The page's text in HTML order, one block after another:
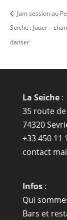
Jam session au
Seiche : Jouer –
danser
La Seiche:
35 route
74320
+33 450 11
contact
Infos:
Qui
Bars et